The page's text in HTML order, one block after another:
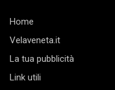
Home
Velaveneta.it
La tua pubblicità
Link utili